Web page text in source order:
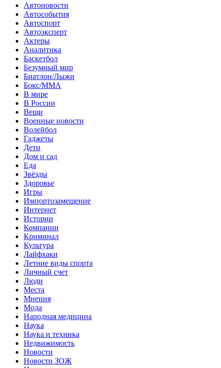
Автоновости
Автособытия
Автоспорт
Автоэксперт
Актеры
Аналитика
Баскетбол
Безумный мир
Биатлон/Лыжи
Бокс/MMA
В мире
В России
Вещи
Военные новости
Волейбол
Гаджеты
Дети
Дом и сад
Еда
Звёзды
Здоровье
Игры
Импортозамещение
Интернет
Истории
Компании
Криминал
Культура
Лайфхаки
Летние виды спорта
Личный счет
Люди
Места
Мнения
Мода
Народная медицина
Наука
Наука и техника
Недвижимость
Новости
Новости ЗОЖ